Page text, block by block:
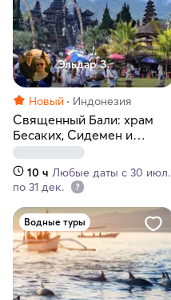
Эльдар З.
Новый Индонезия
Священный Бали: храм
Бесаких, Сидемен и
древние традиции
10 ч Любые даты с 30 июл.
по 31 дек.
Водные туры